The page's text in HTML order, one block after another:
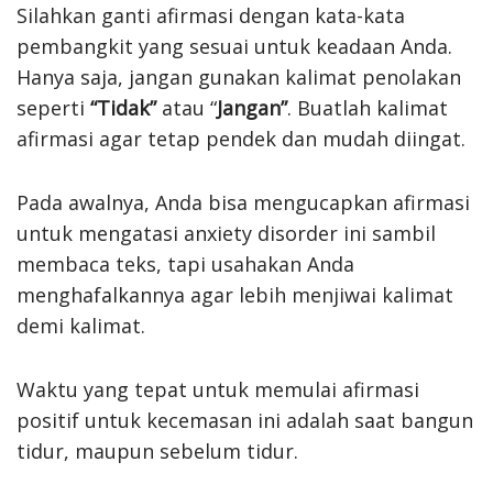
Silahkan ganti afirmasi dengan kata-kata
pembangkit yang sesuai untuk keadaan Anda.
Hanya saja, jangan gunakan kalimat penolakan
seperti “Tidak” atau “Jangan”. Buatlah kalimat
afirmasi agar tetap pendek dan mudah diingat.
Pada awalnya, Anda bisa mengucapkan afirmasi
untuk mengatasi anxiety disorder ini sambil
membaca teks, tapi usahakan Anda
menghafalkannya agar lebih menjiwai kalimat
demi kalimat.
Waktu yang tepat untuk memulai afirmasi
positif untuk kecemasan ini adalah saat bangun
tidur, maupun sebelum tidur.